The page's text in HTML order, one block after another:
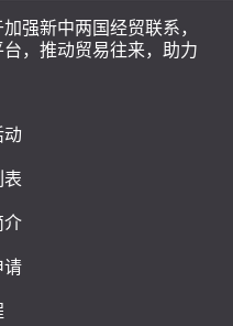
强新中两国经贸联系，
，推动贸易往来，助力
动
介
请